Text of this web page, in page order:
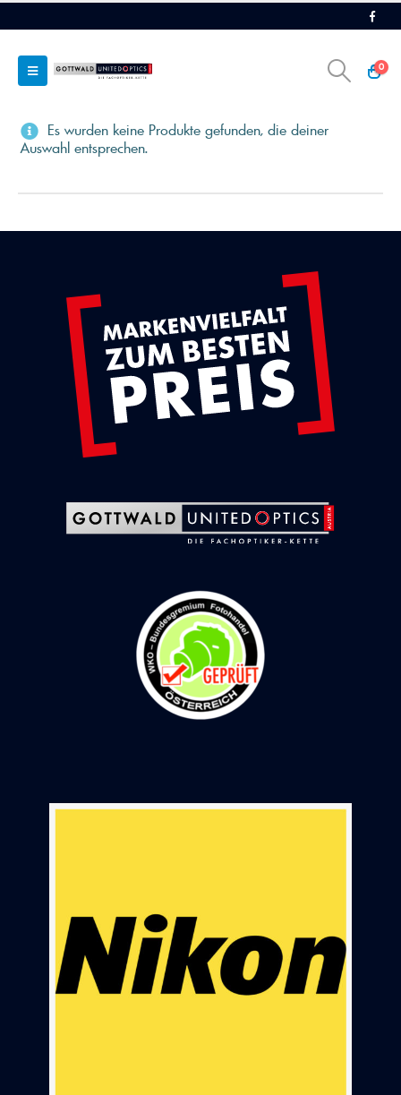
0
Es wurden keine Produkte gefunden, die deiner
Auswahl entsprechen.